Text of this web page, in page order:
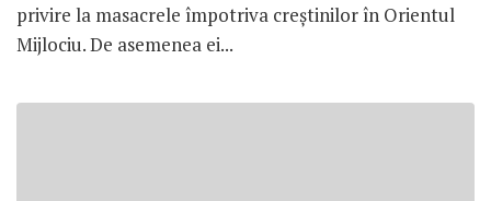
privire la masacrele împotriva creştinilor în Orientul
Mijlociu. De asemenea ei...